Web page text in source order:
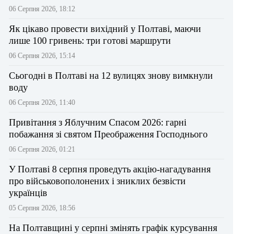
06 Серпня 2026, 18:12
Як цікаво провести вихідний у Полтаві, маючи
лише 100 гривень: три готові маршрути
06 Серпня 2026, 15:14
Сьогодні в Полтаві на 12 вулицях знову вимкнули
воду
06 Серпня 2026, 11:40
Привітання з Яблучним Спасом 2026: гарні
побажання зі святом Преображення Господнього
06 Серпня 2026, 01:21
У Полтаві 8 серпня проведуть акцію-нагадування
про військовополонених і зниклих безвісти
українців
05 Серпня 2026, 18:56
На Полтавщині у серпні змінять графік курсування